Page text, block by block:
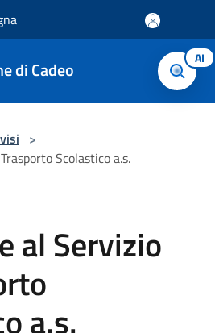
di Cadeo AI
>
Scolastico a.s.
al Servizio
a.s.